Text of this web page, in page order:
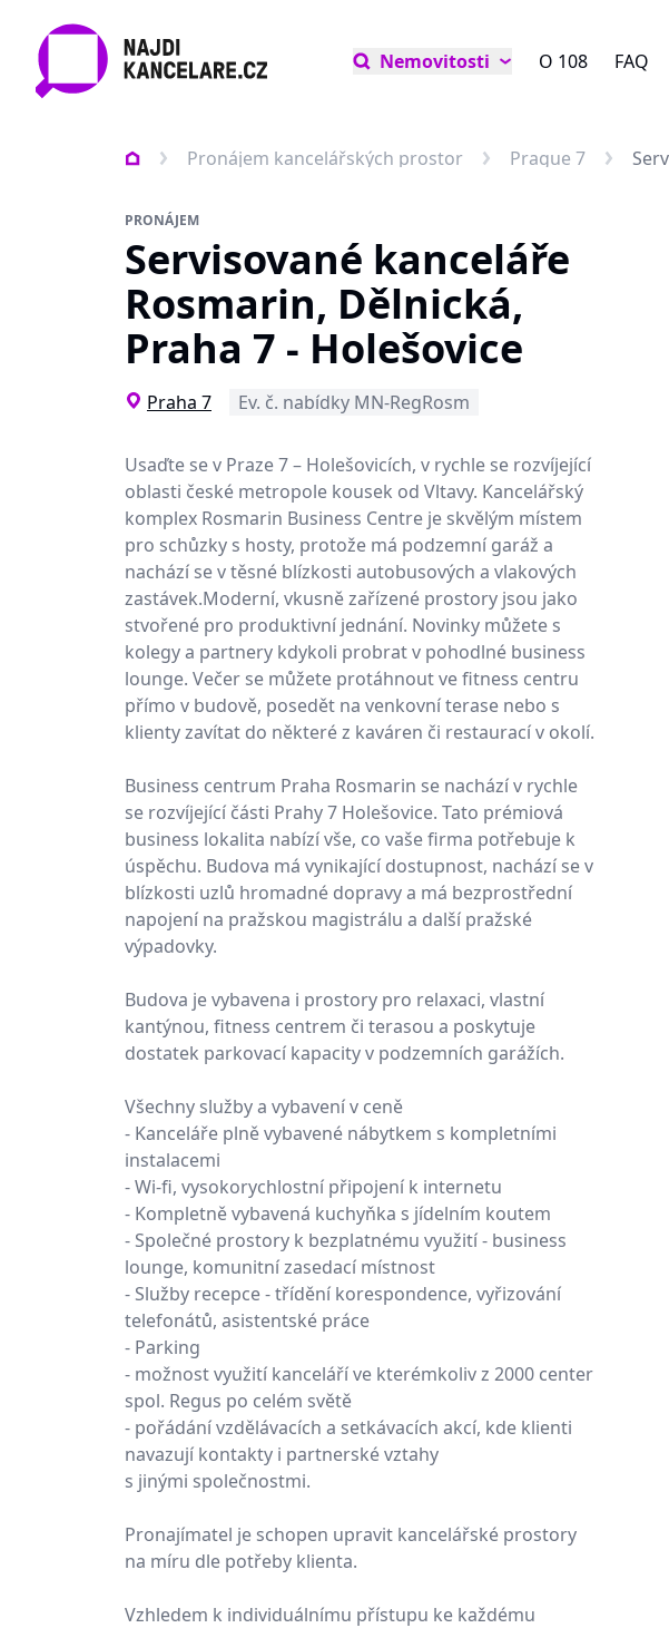
Nemovitosti O 108 FAQ
Pronájem kancelářských prostor Prague 7
PRONÁJEM
Servisované kanceláře
Rosmarin, Dělnická,
Praha 7 - Holešovice
Praha 7 Ev. č. nabídky MN-RegRosm
Usaďte se v Praze 7 – Holešovicích, v rychle se rozvíjející
oblasti české metropole kousek od Vltavy. Kancelářský
komplex Rosmarin Business Centre je skvělým místem
pro schůzky s hosty, protože má podzemní garáž a
nachází se v těsné blízkosti autobusových a vlakových
zastávek.Moderní, vkusně zařízené prostory jsou jako
stvořené pro produktivní jednání. Novinky můžete s
kolegy a partnery kdykoli probrat v pohodlné business
lounge. Večer se můžete protáhnout ve fitness centru
přímo v budově, posedět na venkovní terase nebo s
klienty zavítat do některé z kaváren či restaurací v okolí.
Business centrum Praha Rosmarin se nachází v rychle
se rozvíjející části Prahy 7 Holešovice. Tato prémiová
business lokalita nabízí vše, co vaše firma potřebuje k
úspěchu. Budova má vynikající dostupnost, nachází se v
blízkosti uzlů hromadné dopravy a má bezprostřední
napojení na pražskou magistrálu a další pražské
výpadovky.
Budova je vybavena i prostory pro relaxaci, vlastní
kantýnou, fitness centrem či terasou a poskytuje
dostatek parkovací kapacity v podzemních garážích.
Všechny služby a vybavení v ceně
- Kanceláře plně vybavené nábytkem s kompletními
instalacemi
- Wi-fi, vysokorychlostní připojení k internetu
- Kompletně vybavená kuchyňka s jídelním koutem
- Společné prostory k bezplatnému využití - business
lounge, komunitní zasedací místnost
- Služby recepce - třídění korespondence, vyřizování
telefonátů, asistentské práce
- Parking
- možnost využití kanceláří ve kterémkoliv z 2000 center
spol. Regus po celém světě
- pořádání vzdělávacích a setkávacích akcí, kde klienti
navazují kontakty i partnerské vztahy
s jinými společnostmi.
Pronajímatel je schopen upravit kancelářské prostory
na míru dle potřeby klienta.
Vzhledem k individuálnímu přístupu ke každému